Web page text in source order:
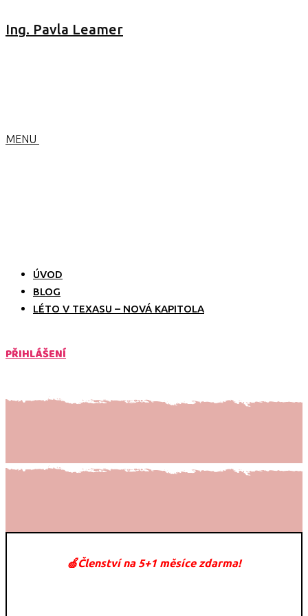
Ing. Pavla Leamer
MENU
ÚVOD
BLOG
LÉTO V TEXASU – NOVÁ KAPITOLA
PŘIHLÁŠENÍ
🍏Členství na 5+1 měsíce zdarma!